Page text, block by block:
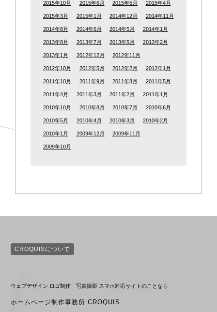
2015年10月 2015年6月 2015年5月 2015年4月
2015年3月 2015年1月 2014年12月 2014年11月
2014年8月 2014年6月 2014年5月 2014年1月
2013年8月 2013年7月 2013年5月 2013年2月
2013年1月 2012年12月 2012年11月
2012年10月 2012年5月 2012年2月 2012年1月
2011年10月 2011年9月 2011年8月 2011年5月
2011年4月 2011年3月 2011年2月 2011年1月
2010年10月 2010年8月 2010年7月 2010年6月
2010年5月 2010年4月 2010年3月 2010年2月
2010年1月 2009年12月 2009年11月
2009年10月
CROQUISについて
ウェブデザイン ロゴ制作 写真撮影 スマホ対応サイトのことなら
ホームページ制作事務所 CROQUIS